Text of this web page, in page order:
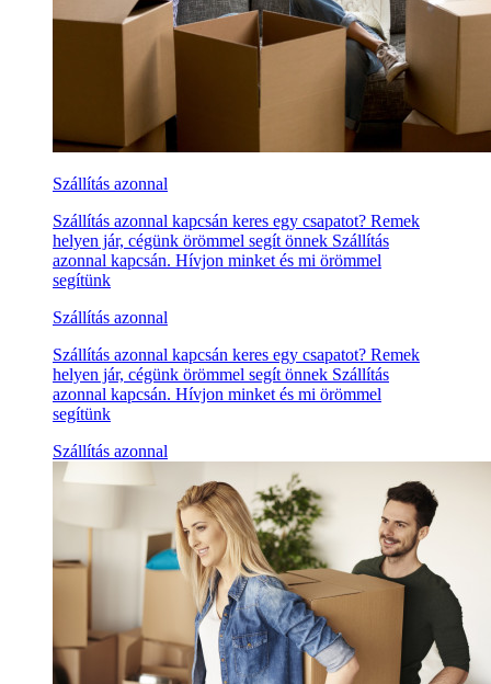
Szállítás azonnal
Szállítás azonnal kapcsán keres egy csapatot? Remek
helyen jár, cégünk örömmel segít önnek Szállítás
azonnal kapcsán. Hívjon minket és mi örömmel
segítünk
Szállítás azonnal
Szállítás azonnal kapcsán keres egy csapatot? Remek
helyen jár, cégünk örömmel segít önnek Szállítás
azonnal kapcsán. Hívjon minket és mi örömmel
segítünk
Szállítás azonnal